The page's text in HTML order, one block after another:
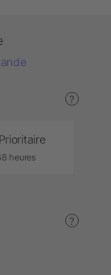
?
Prioritaire
heures
?